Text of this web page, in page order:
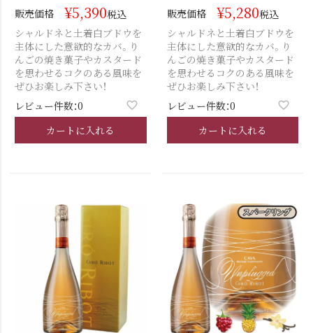
販売価格 ¥5,390税込
シャルドネと土着白ブドウを
主体にした意欲的なカバ。り
んごの焼き菓子やカスタード
を思わせるコクのある風味を
ぜひお楽しみ下さい！
レビュー件数：0
カートに入れる
販売価格 ¥5,280税込
シャルドネと土着白ブドウを
主体にした意欲的なカバ。り
んごの焼き菓子やカスタード
を思わせるコクのある風味を
ぜひお楽しみ下さい！
レビュー件数：0
カートに入れる